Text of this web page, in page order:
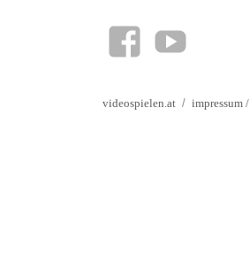
facebookYouTube
videospielen.at impressum/